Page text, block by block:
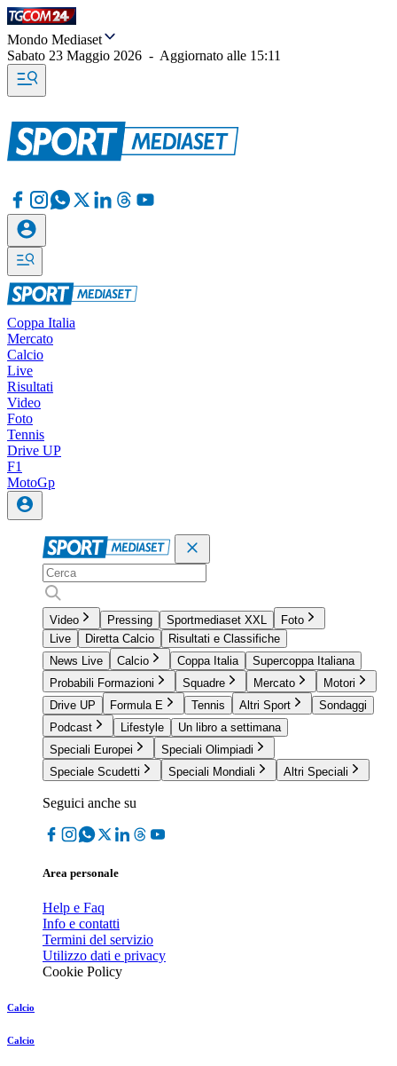
Mondo Mediaset
Sabato 23 Maggio 2026 - Aggiornato alle 15:11
Coppa Italia
Mercato
Calcio
Live
Risultati
Video
Foto
Tennis
Drive UP
F1
MotoGp
Video Pressing Sportmediaset XXL
Foto
Live
Diretta Calcio
Risultati e Classifiche
News Live
Calcio Coppa Italia
Supercoppa Italiana
Probabili Formazioni
Squadre Mercato
Motori
Drive UP
Formula E Tennis Altri Sport
Sondaggi
Podcast
Lifestyle
Un libro a settimana
Speciali Europei
Speciali Olimpiadi
Speciale Scudetti
Speciali Mondiali Altri Speciali
Seguici anche su
Area personale
Help e Faq
Info e contatti
Termini del servizio
Utilizzo dati e privacy
Cookie Policy
Calcio
Calcio